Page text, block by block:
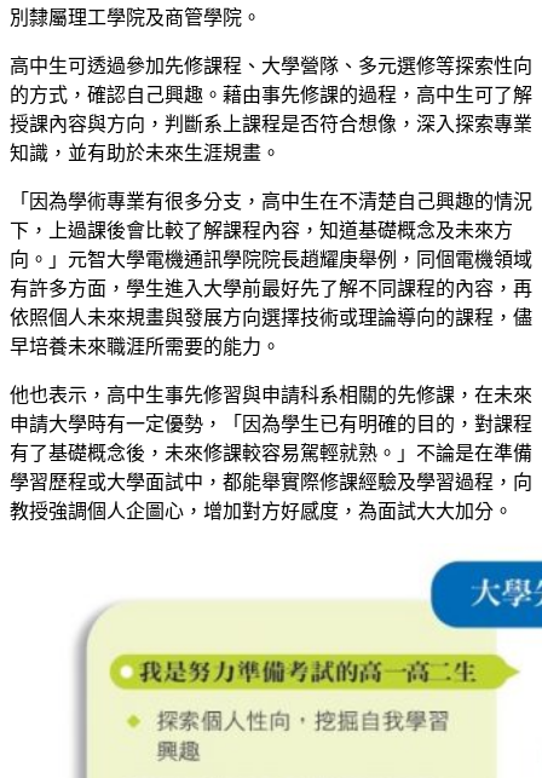
別隸屬理工學院及商管學院。
高中生可透過參加先修課程、大學營隊、多元選修等探索性向
的方式，確認自己興趣。藉由事先修課的過程，高中生可了解
授課內容與方向，判斷系上課程是否符合想像，深入探索專業
知識，並有助於未來生涯規畫。
「因為學術專業有很多分支，高中生在不清楚自己興趣的情況
下，上過課後會比較了解課程內容，知道基礎概念及未來方
向。」元智大學電機通訊學院院長趙耀庚舉例，同個電機領域
有許多方面，學生進入大學前最好先了解不同課程的內容，再
依照個人未來規畫與發展方向選擇技術或理論導向的課程，儘
早培養未來職涯所需要的能力。
他也表示，高中生事先修習與申請科系相關的先修課，在未來
申請大學時有一定優勢，「因為學生已有明確的目的，對課程
有了基礎概念後，未來修課較容易駕輕就熟。」不論是在準備
學習歷程或大學面試中，都能舉實際修課經驗及學習過程，向
教授強調個人企圖心，增加對方好感度，為面試大大加分。